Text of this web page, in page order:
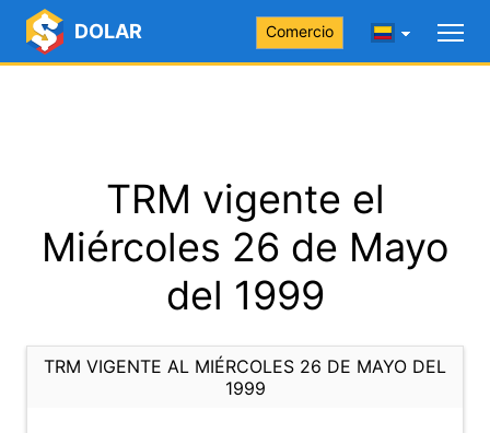
DOLAR Comercio
TRM vigente el
Miércoles 26 de Mayo
del 1999
TRM VIGENTE AL MIÉRCOLES 26 DE MAYO DEL
1999